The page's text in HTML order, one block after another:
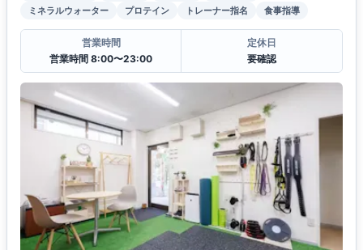
ミネラルウォーター
プロテイン トレーナー指名 食事指導
営業時間
営業時間 8:00〜23:00
定休日
要確認